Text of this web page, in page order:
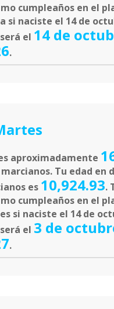
cumpleaños en el
si naciste el 14 de
el 14 de
.
aproximadamente
Tu edad en
es 10,924.93.
cumpleaños en el
si naciste el 14 de
el 3 de
.